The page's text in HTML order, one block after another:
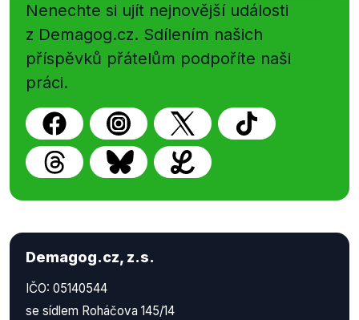
Nenechte si ujít nejnovější události
z Demagog.cz. Sdílením našich
příspěvků přátelům podpoříte naši
práci.
Demagog.cz, z.s.
IČO: 05140544
se sídlem Roháčova 145/14